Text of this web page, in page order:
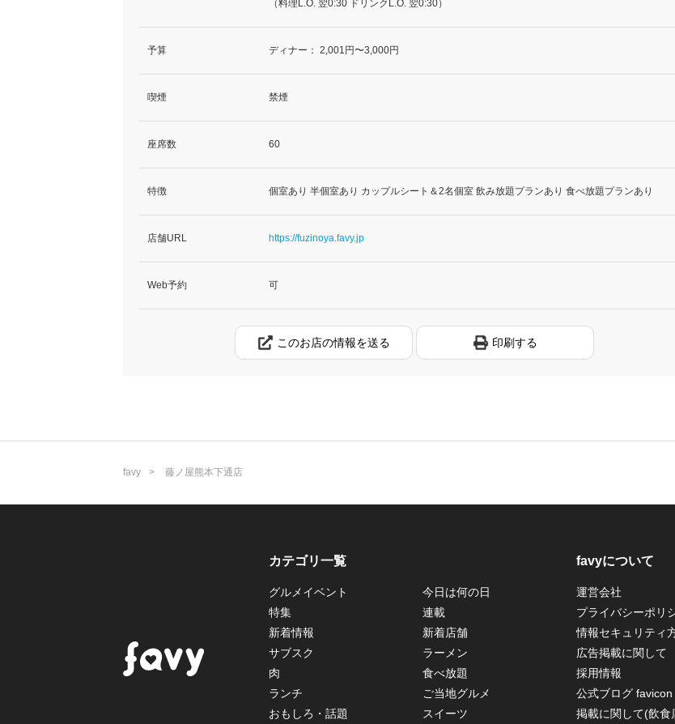
（料理L.O. 翌0:30 ドリンクL.O. 翌0:30）
予算 ディナー： 2,001円〜3,000円
喫煙 禁煙
座席数 60
特徴 個室あり 半個室あり カップルシート＆2名個室 飲み放題プランあり 食べ放題プランあり
店舗URL https://fuzinoya.favy.jp
Web予約 可
このお店の情報を送る 印刷する
favy 藤ノ屋熊本下通店
カテゴリ一覧
グルメイベント
今日は何の日
特集
連載
新着情報
新着店舗
サブスク
ラーメン
肉
食べ放題
ランチ
ご当地グルメ
おもしろ・話題
スイーツ
favyについて
運営会社
プライバシーポリ
情報セキュリティ
広告掲載に関して
採用情報
公式ブログ favicon
掲載に関して(飲食